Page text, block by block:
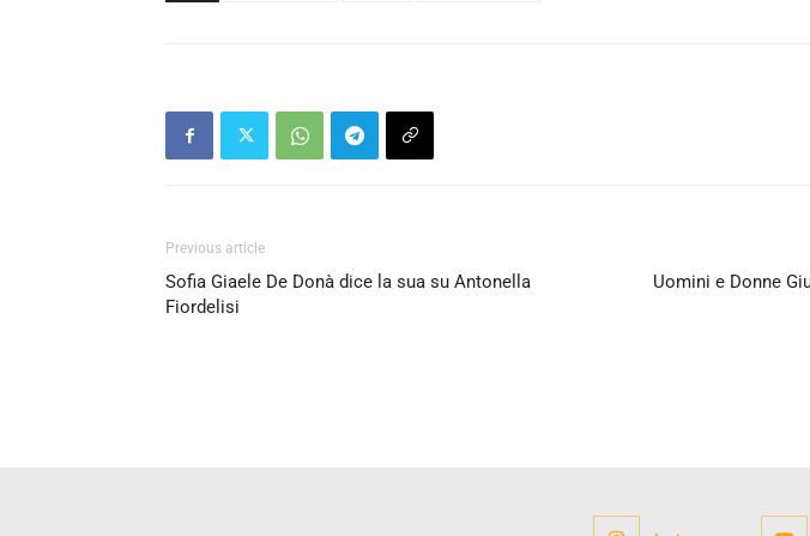
Previous article
Sofia Giaele De Donà dice la sua su Antonella
Fiordelisi
Uomini e Donne